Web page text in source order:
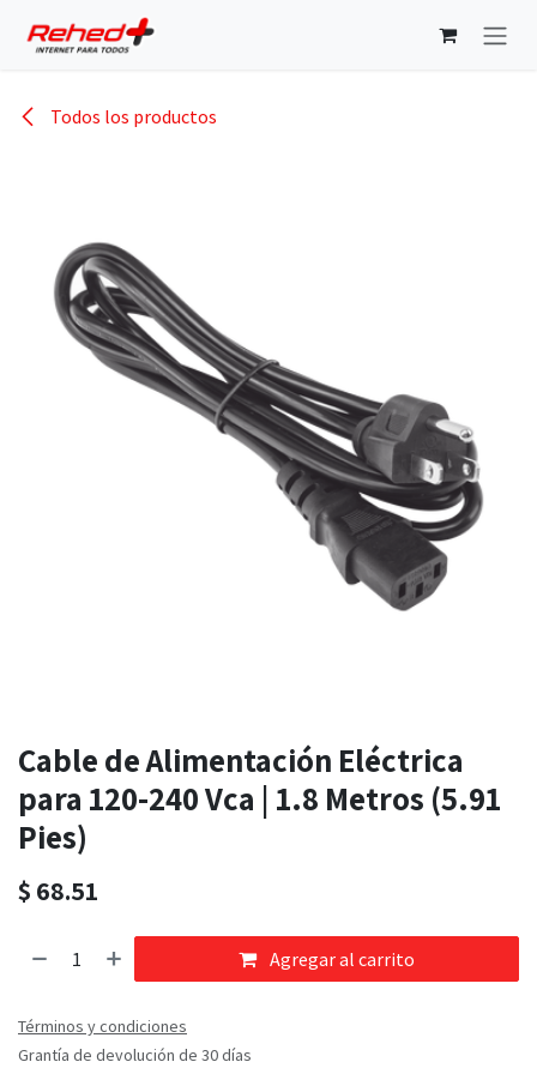
Todos los productos
Cable de Alimentación Eléctrica
para 120-240 Vca | 1.8 Metros (5.91
Pies)
$ 68.51
Agregar al carrito
Términos y condiciones
Grantía de devolución de 30 días